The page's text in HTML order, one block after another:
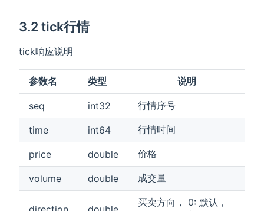
3.2 tick行情
tick响应说明
参数名 类型 说明
seq int32 行情序号
time int64 行情时间
price double 价格
volume double 成交量
买卖方向， 0: 默认，